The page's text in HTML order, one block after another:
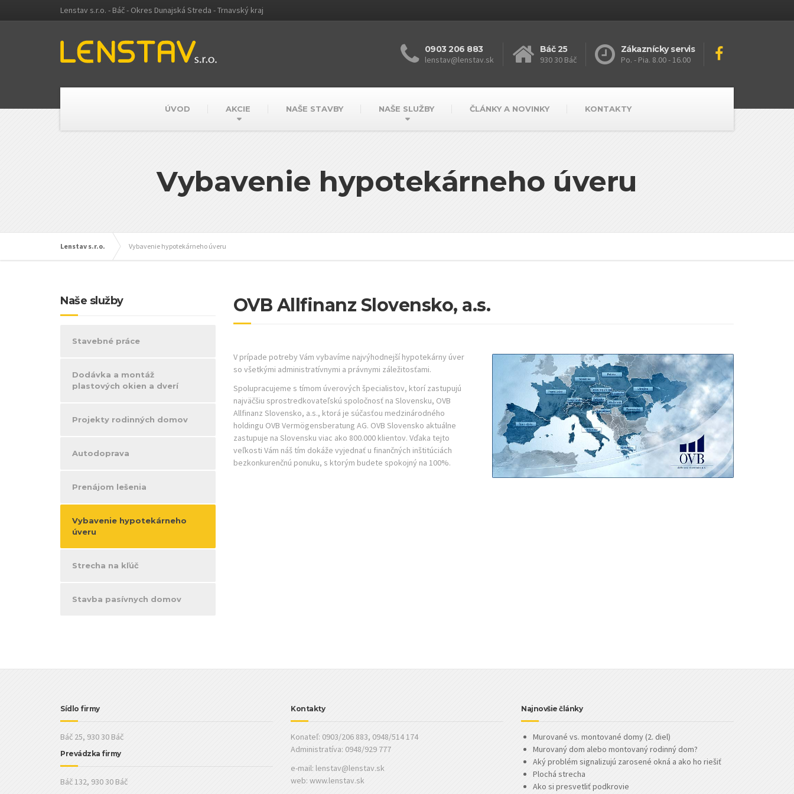
Lenstav s.r.o. - Báč - Okres Dunajská Streda - Trnavský kraj
0903 206 883
lenstav@lenstav.sk
Báč 25
930 30 Báč
Zákaznícky servis
Po. - Pia. 8.00 - 16.00
ÚVOD AKCIE NAŠE STAVBY NAŠE SLUŽBY ČLÁNKY A NOVINKY KONTAKTY
Vybavenie hypotekárneho úveru
Lenstav s.r.o. Vybavenie hypotekárneho úveru
OVB Allfinanz Slovensko, a.s.
V prípade potreby Vám vybavíme najvýhodnejší hypotekárny úver
so všetkými administratívnymi a právnymi záležitosťami.
Spolupracujeme s tímom úverových špecialistov, ktorí zastupujú
najväčšiu sprostredkovateľskú spoločnosť na Slovensku, OVB
Allfinanz Slovensko, a.s., ktorá je súčasťou medzinárodného
holdingu OVB Vermögensberatung AG. OVB Slovensko aktuálne
zastupuje na Slovensku viac ako 800.000 klientov. Vďaka tejto
veľkosti Vám náš tím dokáže vyjednať u finančných inštitúciách
bezkonkurenčnú ponuku, s ktorým budete spokojný na 100%.
Naše služby
Stavebné práce
Dodávka a montáž
plastových okien a dverí
Projekty rodinných domov
Autodoprava
Prenájom lešenia
Vybavenie hypotekárneho
úveru
Strecha na kľúč
Stavba pasívnych domov
Sídlo firmy
Báč 25, 930 30 Báč
Prevádzka firmy
Báč 132, 930 30 Báč
Kontakty
Konateľ: 0903/206 883, 0948/514 174
Administratíva: 0948/929 777
e-mail: lenstav@lenstav.sk
web: www.lenstav.sk
Najnovšie články
Murované vs. montované domy (2. diel)
Murovaný dom alebo montovaný rodinný dom?
Aký problém signalizujú zarosené okná a ako ho riešiť
Plochá strecha
Ako si presvetliť podkrovie